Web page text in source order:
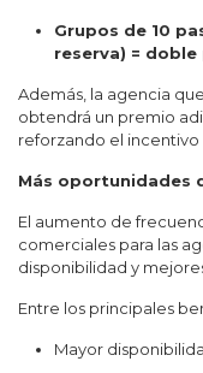
Grupos de 10
reserva) =
Además, la agencia
obtendrá un premio
reforzando el incentivo
Más oportunidades
El aumento de
comerciales para las
disponibilidad y
Entre los principales
Mayor